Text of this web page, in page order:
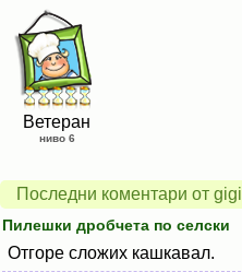
Ветеран
ниво 6
Последни коментари от gigi
Пилешки дробчета по селски
Отгоре сложих кашкавал.